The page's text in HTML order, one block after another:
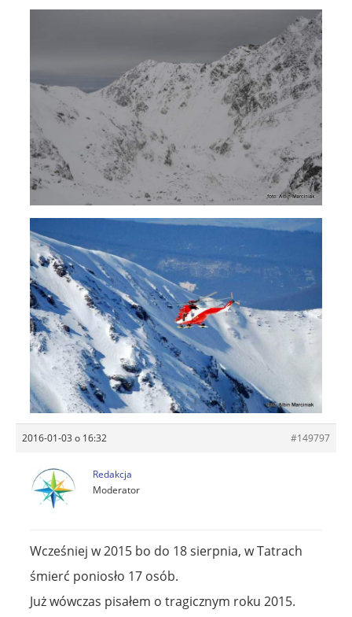
2016-01-03 o 16:32 #149797
Redakcja
Moderator
Wcześniej w 2015 bo do 18 sierpnia, w Tatrach
śmierć poniosło 17 osób.
Już wówczas pisałem o tragicznym roku 2015.